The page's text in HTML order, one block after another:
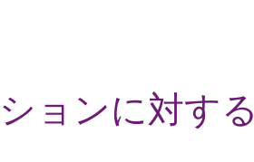
ョンに対する